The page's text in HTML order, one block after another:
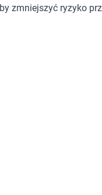
zmniejszyć ryzyko